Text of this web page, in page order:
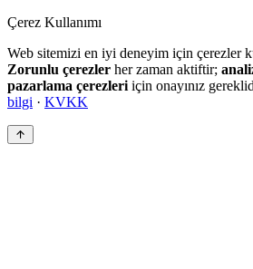
Çerez Kullanımı
Web sitemizi en iyi deneyim için çerezler
Zorunlu çerezler her zaman aktiftir;
pazarlama çerezleri için onayınız
bilgi · KVKK